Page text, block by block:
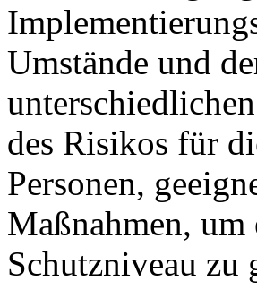
Umstände und
des Risikos für
Personen,
Maßnahmen, um
Schutzniveau zu